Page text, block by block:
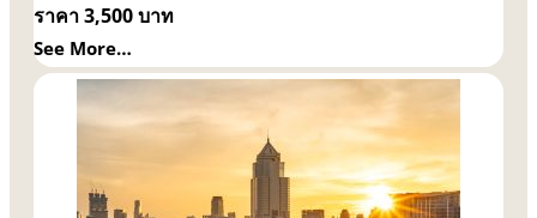
ราคา 3,500 บาท
See More…